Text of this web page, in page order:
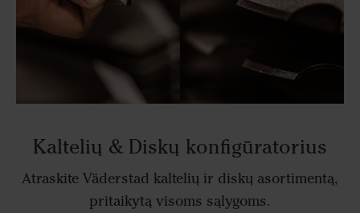
Kaltelių & Diskų konfigūratorius
Atraskite Väderstad kaltelių ir diskų asortimentą,
pritaikytą visoms sąlygoms.